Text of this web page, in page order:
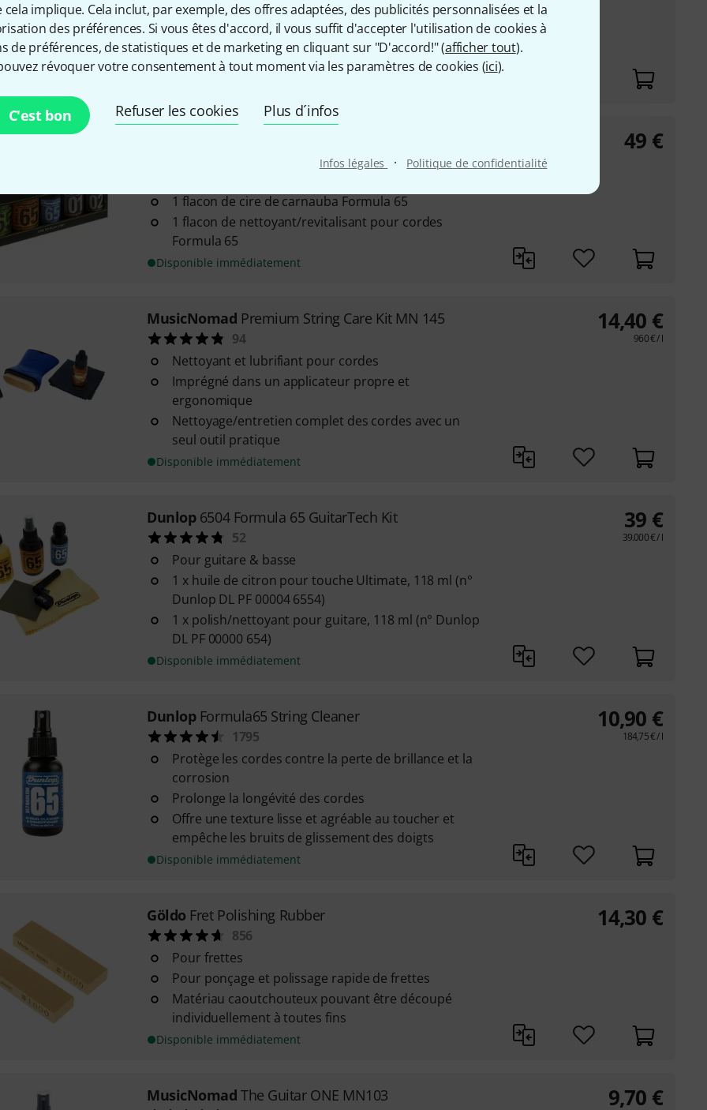
cela implique. Cela inclut, par exemple, des offres adaptées, des publicités personnalisées et la
des préférences. Si vous êtes d'accord, il vous suffit d'accepter l'utilisation de cookies à
de préférences, de statistiques et de marketing en cliquant sur "D'accord!" (afficher tout).
révoquer votre consentement à tout moment via les paramètres de cookies (ici).
C'est bon Refuser les cookies Plus d´infos
Infos légales · Politique de confidentialité
Pour guitares et basses
Polish
Cleaner
1 flacon de cire de carnauba Formula 65
1 flacon de nettoyant/revitalisant pour cordes
Formula 65
Disponible immédiatement
49 €
MusicNomad Premium String Care Kit MN 145
94
Nettoyant et lubrifiant pour cordes
Imprégné dans un applicateur propre et
ergonomique
Nettoyage/entretien complet des cordes avec un
seul outil pratique
Disponible immédiatement
14,40 €
960€/ l
Dunlop 6504 Formula 65 GuitarTech Kit
52
Pour guitare & basse
1 x huile de citron pour touche Ultimate, 118 ml (n°
Dunlop DL PF 00004 6554)
1 x polish/nettoyant pour guitare, 118 ml (n° Dunlop
DL PF 00000 654)
Disponible immédiatement
39 €
39.000€/ l
Dunlop Formula65 String Cleaner
1795
Protège les cordes contre la perte de brillance et la
corrosion
Prolonge la longévité des cordes
Offre une texture lisse et agréable au toucher et
empêche les bruits de glissement des doigts
Disponible immédiatement
10,90 €
184,75€/ l
Göldo Fret Polishing Rubber
856
Pour frettes
Pour ponçage et polissage rapide de frettes
Matériau caoutchouteux pouvant être découpé
individuellement à toutes fins
Disponible immédiatement
14,30 €
MusicNomad The Guitar ONE MN103 9,70 €